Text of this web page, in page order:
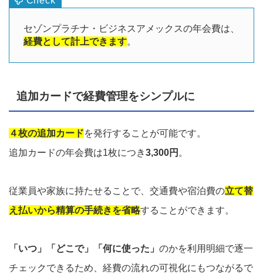
セゾンプラチナ・ビジネスアメックスの年会費は、
経費として計上できます。
追加カードで経費管理をシンプルに
４枚の追加カードを発行することが可能です。
追加カードの年会費は1枚につき3,300円 。
従業員や家族に持たせることで、交通費や宿泊費の立て替
え払いから精算の手続きを省略することができます。
「いつ」「どこで」「何に使った」 のかを利用明細で逐一
チェックできるため、経費の流れの可視化にもつながるで